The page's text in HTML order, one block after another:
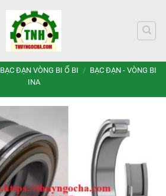
BẠC ĐẠN VÒNG BI Ổ BI / BẠC ĐẠN - VÒNG BI
INA